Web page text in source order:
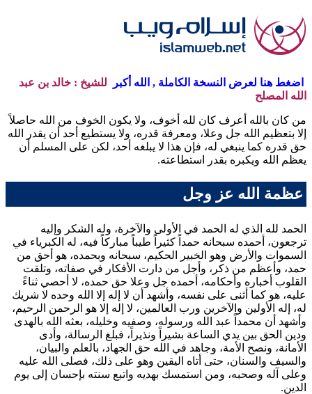
اضغط هنا لعرض النسخة الكاملة , الله أكبر
للشيخ : خالد بن عبد
الله المصلح
من كان بالله أعرف كان لله أخوف، ولا يكون الخوف من الله حاصلاً
إلا بتعظيم الله جل وعلا، ومعرفة قدره، ولا يستطيع أحد أن يقدر الله
حق قدره كما ينبغي له، فإن هذا لا يبلغه أحد، لكن على المسلم أن
يعظم الله ويكبره بقدر استطاعته.
عظمة الله عز وجل
الحمد لله الذي له الحمد في الأولى والآخرة، وله الشكر وإليه
ترجعون، أحمده سبحانه حمداً كثيراً طيباً مباركاً فيه، له الكبرياء في
السموات والأرض وهو الخبير الحكيم، سبحانه وبحمده، هو أحق من
حمد، وأعظم من ذكر، وأجل من دارت الأفكار في صفاته، وتلقت
القلوب أخباره وأحكامه، أحمده جل وعلا حق حمده، لا أحصي ثناءً
عليه، هو كما أثنى على نفسه، وأشهد أن لا إله إلا الله وحده لا شريك
له، إله الأولين والآخرين ورب العالمين، لا إله إلا هو الرحمن الرحيم،
وأشهد أن محمداً عبد الله ورسوله، وصفيه وخليله، بعثه الله بالهدى
ودين الحق بين يدي الساعة بشيراً ونذيراً، فبلغ الرسالة، وأدى
الأمانة، ونصح الأمة، وجاهد في الله حق الجهاد، بالعلم والبيان،
والسيف والسنان، حتى أتاه اليقين وهو على ذلك، فصلى الله عليه
وعلى آله وصحبه، ومن استمسك بهديه واتبع سنته بإحسان إلى يوم
الدين.